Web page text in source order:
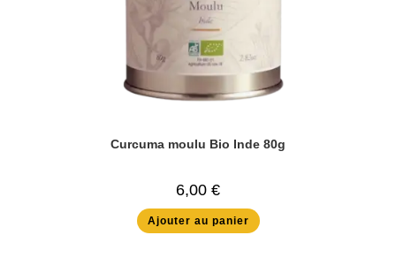
Curcuma moulu Bio Inde 80g
6,00 €
Ajouter au panier